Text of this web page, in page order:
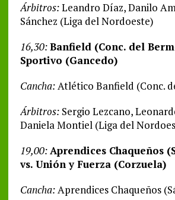
Árbitros:Leandro Díaz, Danilo
Sánchez (Liga del Nordoeste)
16,30:Banfield (Conc. del
Sportivo (Gancedo)
Cancha:Atlético Banfield (Conc.
Árbitros:Sergio Lezcano,
Daniela Montiel (Liga del
19,00:Aprendices Chaqueños
vs. Unión y Fuerza (Corzuela)
Cancha:Aprendices Chaqueños